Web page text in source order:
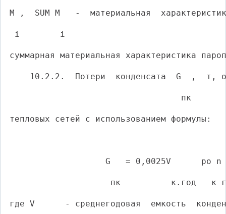
М ,  SUM М   -  материальная
i        i
суммарная материальная характеристика
10.2.2.  Потери  конденсата  G  ,  т,
                                  пк
тепловых сетей с использованием формулы:
G   = 0,0025V      ро
пк          к.год   к
где V      - среднегодовая  емкость